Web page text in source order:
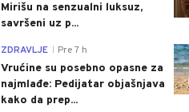
Mirišu na senzualni luksuz,
savršeni uz p...
ZDRAVLJE Pre 7 h
Vrućine su posebno opasne za
najmlađe: Pedijatar objašnjava
kako da prep...